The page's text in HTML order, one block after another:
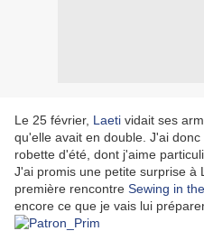
Le 25 février, Laeti vidait ses
qu'elle avait en double. J'ai
robette d'été, dont j'aime
J'ai promis une petite surprise à
première rencontre Sewing in
encore ce que je vais lui